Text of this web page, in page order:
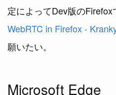
定によってDev版の
WebRTC in Firefox -
願いたい。
Microsoft Edge